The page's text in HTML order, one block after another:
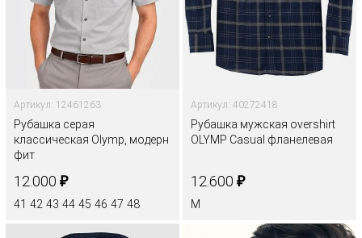
Артикул: 12461263
Рубашка серая
классическая Olymp, модерн
фит
12.000 ₽
41 42 43 44 45 46 47 48
Артикул: 40272418
Рубашка мужская overshirt
OLYMP Casual фланелевая
12.600 ₽
M